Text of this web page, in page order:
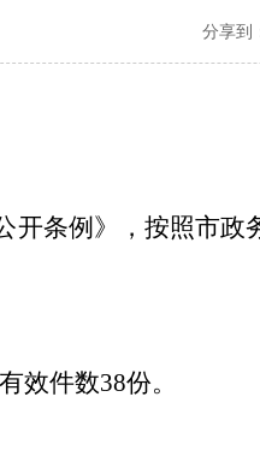
分享到
条例》，按照市政
效件数38份。